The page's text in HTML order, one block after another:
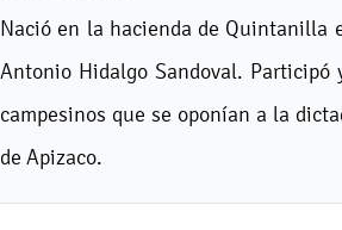
Nació en la hacienda de Quintanilla
Antonio Hidalgo Sandoval. Participó
campesinos que se oponían a la
de Apizaco.